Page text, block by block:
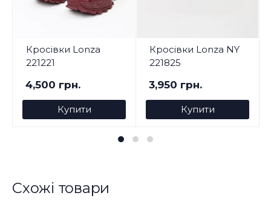
Кросівки Lonza
221221
4,500 грн.
Купити
Кросівки Lonza NY
221825
3,950 грн.
Купити
Схожі товари